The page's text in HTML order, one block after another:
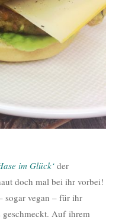
im Glück‘ der
doch mal bei ihr vorbei!
sogar vegan – für ihr
geschmeckt. Auf ihrem